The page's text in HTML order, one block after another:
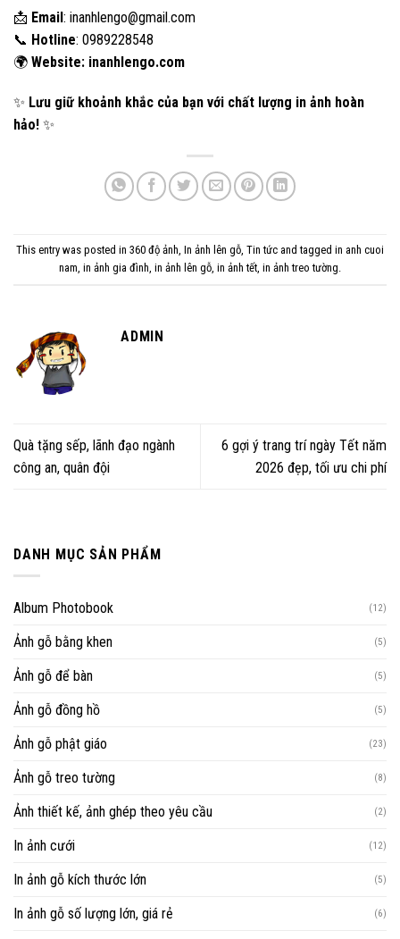
DANH MỤC SẢN PHẨM
Album Photobook (12)
Ảnh gỗ bằng khen (5)
Ảnh gỗ để bàn (5)
Ảnh gỗ đồng hồ (5)
Ảnh gỗ phật giáo (23)
Ảnh gỗ treo tường (8)
Ảnh thiết kế, ảnh ghép theo yêu cầu (2)
In ảnh cưới (12)
In ảnh gỗ kích thước lớn (5)
In ảnh gỗ số lượng lớn, giá rẻ (6)
📩 Email: inanhlengo@gmail.com
📞 Hotline: 0989228548
🌍 Website: inanhlengo.com
✨ Lưu giữ khoảnh khắc của bạn với chất lượng in ảnh hoàn
hảo! ✨
This entry was posted in 360 độ ảnh In ảnh lên gỗ Tin tức and tagged in anh cuoi
nam in ảnh gia đình in ảnh lên gỗ in ảnh tết in ảnh treo tường
ADMIN
Quà tặng sếp, lãnh đạo ngành
công an, quân đội
6 gợi ý trang trí ngày Tết năm
2026 đẹp, tối ưu chi phí